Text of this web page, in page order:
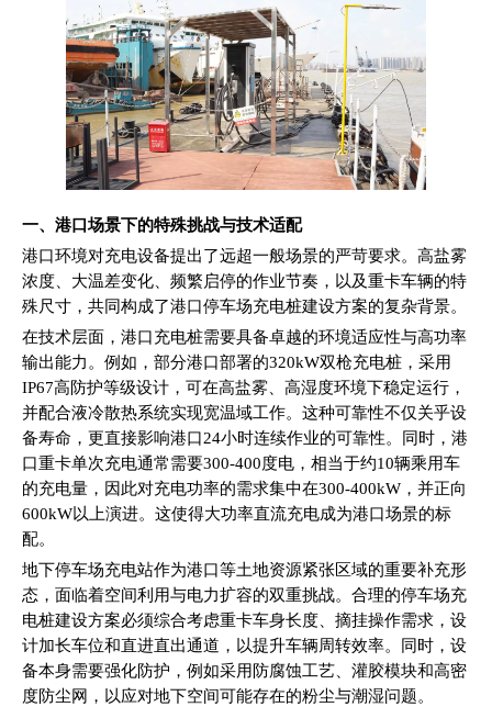
一、港口场景下的特殊挑战与技术适配
港口环境对充电设备提出了远超一般场景的严苛要求。高盐雾
浓度、大温差变化、频繁启停的作业节奏，以及重卡车辆的特
殊尺寸，共同构成了港口停车场充电桩建设方案的复杂背景。
在技术层面，港口充电桩需要具备卓越的环境适应性与高功率
输出能力。例如，部分港口部署的320kW双枪充电桩，采用
IP67高防护等级设计，可在高盐雾、高湿度环境下稳定运行，
并配合液冷散热系统实现宽温域工作。这种可靠性不仅关乎设
备寿命，更直接影响港口24小时连续作业的可靠性。同时，港
口重卡单次充电通常需要300-400度电，相当于约10辆乘用车
的充电量，因此对充电功率的需求集中在300-400kW，并正向
600kW以上演进。这使得大功率直流充电成为港口场景的标
配。
地下停车场充电站作为港口等土地资源紧张区域的重要补充形
态，面临着空间利用与电力扩容的双重挑战。合理的停车场充
电桩建设方案必须综合考虑重卡车身长度、摘挂操作需求，设
计加长车位和直进直出通道，以提升车辆周转效率。同时，设
备本身需要强化防护，例如采用防腐蚀工艺、灌胶模块和高密
度防尘网，以应对地下空间可能存在的粉尘与潮湿问题。